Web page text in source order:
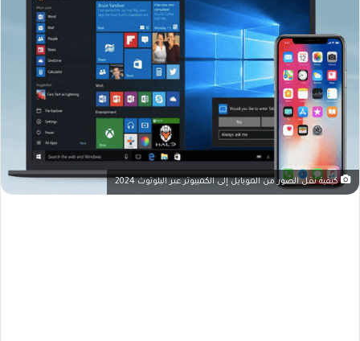
كيفية نقل الصور من الموبايل إلى الكمبيوتر عبر البلوتوث 2024